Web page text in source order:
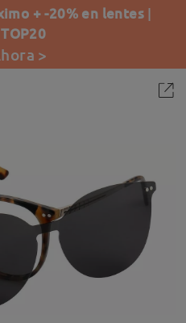
+ -20% en lentes |
TOP20
>